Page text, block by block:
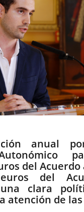
anual
del
euros del
clara
atención de